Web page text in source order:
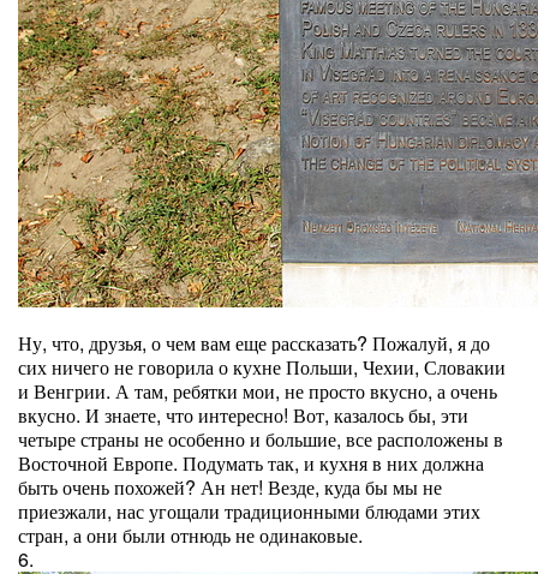
Ну, что, друзья, о чем вам еще рассказать? Пожалуй, я до
сих ничего не говорила о кухне Польши, Чехии, Словакии
и Венгрии. А там, ребятки мои, не просто вкусно, а очень
вкусно. И знаете, что интересно! Вот, казалось бы, эти
четыре страны не особенно и большие, все расположены в
Восточной Европе. Подумать так, и кухня в них должна
быть очень похожей? Ан нет! Везде, куда бы мы не
приезжали, нас угощали традиционными блюдами этих
стран, а они были отнюдь не одинаковые.
6.